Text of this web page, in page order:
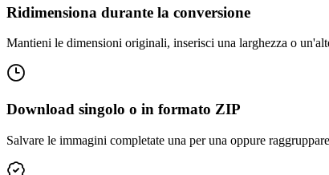
Ridimensiona durante la conversione
Mantieni le dimensioni originali, inserisci una larghezza o
Download singolo o in formato ZIP
Salvare le immagini completate una per una oppure